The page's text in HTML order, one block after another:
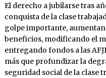
El derecho a jubilarse tras
conquista de la clase
golpe importante,
beneficios, modificando el
entregando fondos a las
más que profundizar la
seguridad social de la clase